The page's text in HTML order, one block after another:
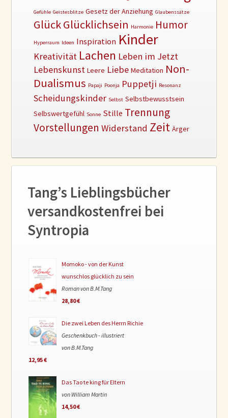
Gefühle Geistesblitze Gesetz der Anziehung Glaubenssätze
GlückGlücklichsein Harmonie Humor
Hyperraum Ideen Inspiration Kinder
Kreativität Lachen Leben im Jetzt
Lebenskunst Leere Liebe Meditation Non-
Dualismus Papaji Poonja Puppetji Resonanz
Scheidungskinder Selbst Selbstbewusstsein
Selbswertgefühl Sonne Stille Trennung
Vorstellungen Widerstand Zeit Ärger
Tang’s Lieblingsbücher
versandkostenfrei bei
Syntropia
Momoko - von der Kunst
wunschlos glücklich zu sein
Roman von B.M.Tang
28,80 €
Die zwei Leben des Herrn Richie
Geschenkbuch - illustriert
von B.M.Tang
12,95 €
Das Tao te king für Eltern
von William Martin
14,50 €